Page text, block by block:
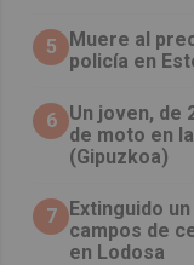
5
Muere al
policía en
6 Un joven, de
de moto en
(Gipuzkoa)
7 Extinguido
campos de
en Lodosa